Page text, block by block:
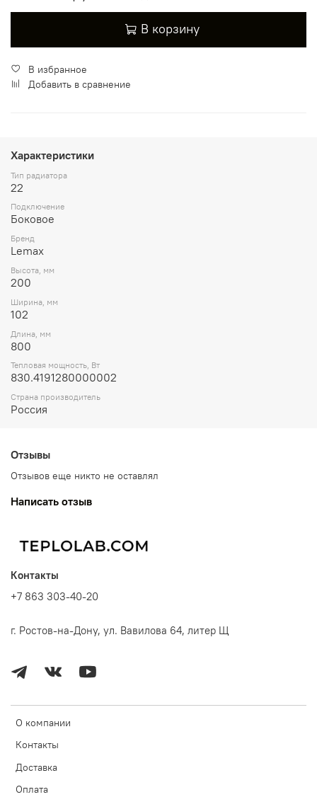
В корзину
В избранное
Добавить в сравнение
Характеристики
Тип радиатора
22
Подключение
Боковое
Бренд
Lemax
Высота, мм
200
Ширина, мм
102
Длина, мм
800
Тепловая мощность, Вт
830.4191280000002
Страна производитель
Россия
Отзывы
Отзывов еще никто не оставлял
Написать отзыв
О компании
Контакты
Доставка
Оплата
Контакты
+7 863 303-40-20
г. Ростов-на-Дону, ул. Вавилова 64, литер Щ